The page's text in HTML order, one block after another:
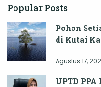
Popular Posts
Pohon
di Kutai
Agustus 17,
UPTD